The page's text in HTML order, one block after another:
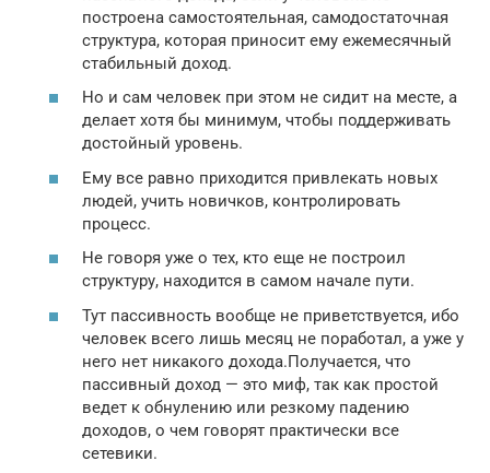
построена самостоятельная, самодостаточная
структура, которая приносит ему ежемесячный
стабильный доход.
Но и сам человек при этом не сидит на месте, а
делает хотя бы минимум, чтобы поддерживать
достойный уровень.
Ему все равно приходится привлекать новых
людей, учить новичков, контролировать
процесс.
Не говоря уже о тех, кто еще не построил
структуру, находится в самом начале пути.
Тут пассивность вообще не приветствуется, ибо
человек всего лишь месяц не поработал, а уже у
него нет никакого дохода.Получается, что
пассивный доход — это миф, так как простой
ведет к обнулению или резкому падению
доходов, о чем говорят практически все
сетевики.